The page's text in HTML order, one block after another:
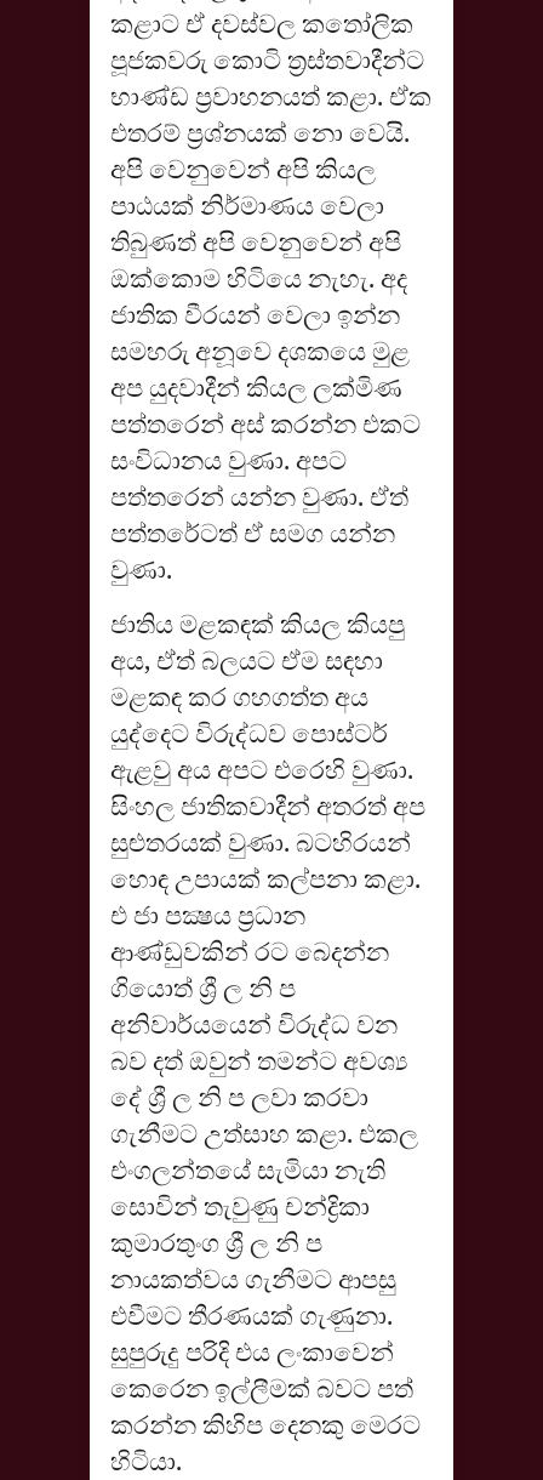
කළාට ඒ දවස්වල කතෝලික
පූජකවරු කොටි ත්‍රස්තවාදීන්ට
භාණ්ඩ ප්‍රවාහනයත් කළා. ඒක
එතරම් ප්‍රශ්නයක් නො වෙයි.
අපි වෙනුවෙන් අපි කියල
පාඨයක් නිර්මාණය වෙලා
තිබුණත් අපි වෙනුවෙන් අපි
ඔක්කොම හිටියෙ නැහැ. අද
ජාතික වීරයන් වෙලා ඉන්න
සමහරු අනූවෙ දශකයෙ මුළ
අප යුදවාදීන් කියල ලක්මිණ
පත්තරෙන් අස් කරන්න එකට
සංවිධානය වුණා. අපට
පත්තරෙන් යන්න වුණා. ඒත්
පත්තරේටත් ඒ සමග යන්න
වුණා.
ජාතිය මළකඳක් කියල කියපු
අය, ඒත් බලයට ඒම සඳහා
මළකඳ කර ගහගත්ත අය
යුද්දෙට විරුද්ධව පොස්ටර්
ඇළවු අය අපට එරෙහි වුණා.
සිංහල ජාතිකවාදීන් අතරත් අප
සුළුතරයක් වුණා. බටහිරයන්
හොඳ උපායක් කල්පනා කළා.
එ ජා පක්‍ෂය ප්‍රධාන
ආණ්ඩුවකින් රට බෙදන්න
ගියොත් ශ්‍රී ල නි ප
අනිවාර්යයෙන් විරුද්ධ වන
බව දත් ඔවුන් තමන්ට අවශ්‍ය
දේ ශ්‍රී ල නි ප ලවා කරවා
ගැනීමට උත්සාහ කළා. එකල
එංගලන්තයේ සැමියා නැති
සොවින් තැවුණු චන්ද්‍රිකා
කුමාරතුංග ශ්‍රී ල නි ප
නායකත්වය ගැනීමට ආපසු
එවීමට තීරණයක් ගැණුනා.
සුපුරුදු පරිදි එය ලංකාවෙන්
කෙරෙන ඉල්ලීමක් බවට පත්
කරන්න කිහිප දෙනකු මෙරට
හිටියා.